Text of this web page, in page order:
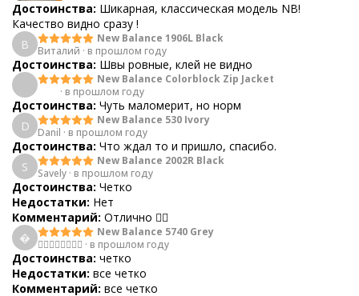
Достоинства: Шикарная, классическая модель NB!
Качество видно сразу !
В
New Balance 1906L Black
Виталий · в прошлом году
Достоинства: Швы ровные, клей не видно
New Balance Colorblock Zip Jacket
· в прошлом году
Достоинства: Чуть маломерит, но норм
D
New Balance 530 Ivory
Danil · в прошлом году
Достоинства: Что ждал то и пришло, спасибо.
S
New Balance 2002R Black
Savely · в прошлом году
Достоинства: Четко
Недостатки: Нет
Комментарий: Отлично 👍🏻

New Balance 5740 Grey
🧟‍♀️🧟‍♀️🧟‍♀️🧟‍♀️ · в прошлом году
Достоинства: четко
Недостатки: все четко
Комментарий: все четко